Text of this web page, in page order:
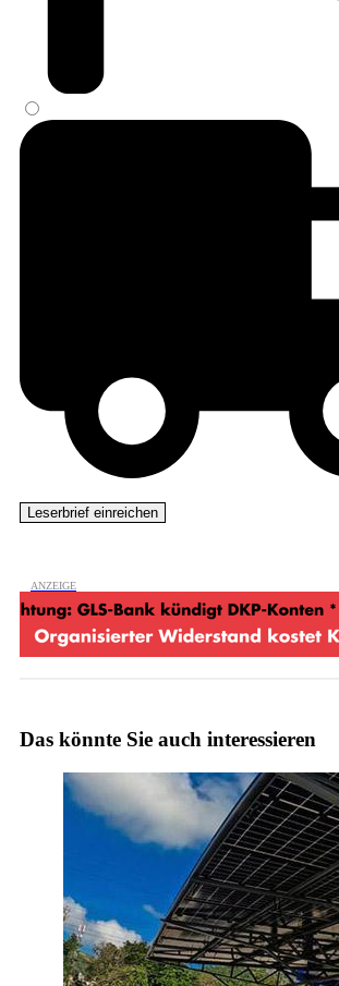
Das könnte Sie auch interessieren